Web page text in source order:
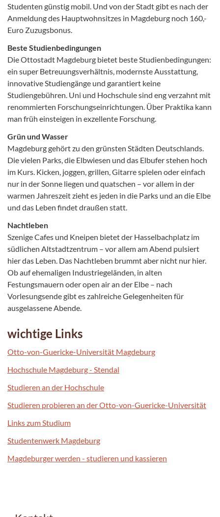
Studenten günstig mobil. Und von der Stadt gibt es nach der
Anmeldung des Hauptwohnsitzes in Magdeburg noch 160,-
Euro Zuzugsbonus.
Beste Studienbedingungen
Die Ottostadt Magdeburg bietet beste Studienbedingungen:
ein super Betreuungsverhältnis, modernste Ausstattung,
innovative Studiengänge und garantiert keine
Studiengebühren. Uni und Hochschule sind eng verzahnt mit
renommierten Forschungseinrichtungen. Über Praktika kann
man früh einsteigen in exzellente Forschung.
Grün und Wasser
Magdeburg gehört zu den grünsten Städten Deutschlands.
Die vielen Parks, die Elbwiesen und das Elbufer stehen hoch
im Kurs. Kicken, joggen, grillen, Gitarre spielen oder einfach
nur in der Sonne liegen und quatschen – vor allem in der
warmen Jahreszeit zieht es jeden in die Parks und an die Elbe
und das Leben findet draußen statt.
Nachtleben
Szenige Cafes und Kneipen bietet der Hasselbachplatz im
südlichen Altstadtzentrum – vor allem am Abend pulsiert
hier das Leben. Das Nachtleben brummt aber nicht nur hier.
Ob auf ehemaligen Industriegeländen, in alten
Festungsmauern oder open air an der Elbe – nach
Vorlesungsende gibt es zahlreiche Gelegenheiten für
ausgelassene Abende.
wichtige Links
Otto-von-Guericke-Universität Magdeburg
Hochschule Magdeburg - Stendal
Studieren an der Hochschule
Studieren probieren an der Otto-von-Guericke-Universität
Links zum Studium
Studentenwerk Magdeburg
Magdeburger werden - studieren und kassieren